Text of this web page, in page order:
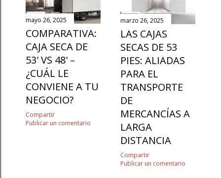
mayo 26, 2025
COMPARATIVA:
CAJA SECA DE
53' VS 48' –
¿CUÁL LE
CONVIENE A TU
NEGOCIO?
Compartir
Publicar un comentario
marzo 26, 2025
LAS CAJAS
SECAS DE 53
PIES: ALIADAS
PARA EL
TRANSPORTE
DE
MERCANCÍAS A
LARGA
DISTANCIA
Compartir
Publicar un comentario